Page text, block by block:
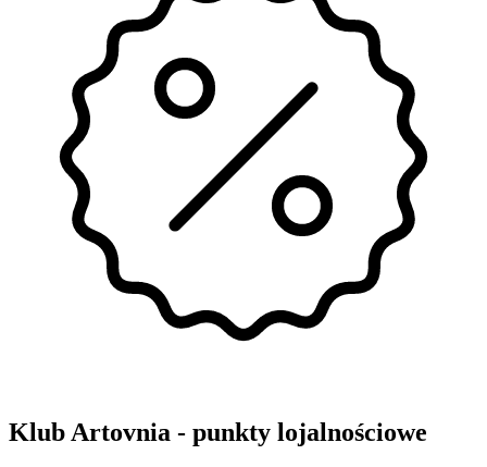
Klub Artovnia - punkty lojalnościowe